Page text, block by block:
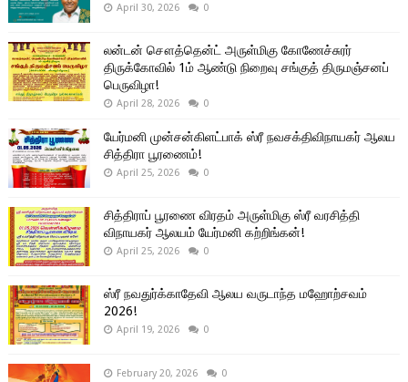
April 30, 2026 0
லன்டன் சௌத்தென்ட் அருள்மிகு கோணேச்சுரர்
திருக்கோவில் 1ம் ஆண்டு நிறைவு சங்குத் திருமஞ்சனப்
பெருவிழா!
April 28, 2026 0
யேர்மனி முன்சன்கிளட்பாக் ஸ்ரீ நவசக்திவிநாயகர் ஆலய
சித்திரா பூரணைம்!
April 25, 2026 0
சித்திராப் பூரணை விரதம் அருள்மிகு ஸ்ரீ வரசித்தி
விநாயகர் ஆலயம் யேர்மனி கற்றிங்கன்!
April 25, 2026 0
ஸ்ரீ நவதுர்க்காதேவி ஆலய வருடாந்த மஹோற்சவம்
2026!
April 19, 2026 0
February 20, 2026 0